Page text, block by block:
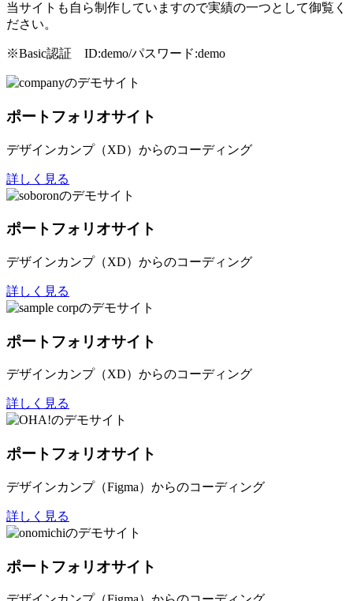
当サイトも自ら制作していますので実績の一つとして御覧く
ださい。
※Basic認証 ID:demo/パスワード:demo
ポートフォリオサイト
デザインカンプ（XD）からのコーディング
詳しく見る
ポートフォリオサイト
デザインカンプ（XD）からのコーディング
詳しく見る
ポートフォリオサイト
デザインカンプ（XD）からのコーディング
詳しく見る
ポートフォリオサイト
デザインカンプ（Figma）からのコーディング
詳しく見る
ポートフォリオサイト